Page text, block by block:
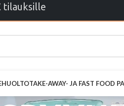
tilauksille
TAKE-AWAY- JA FAST FOOD